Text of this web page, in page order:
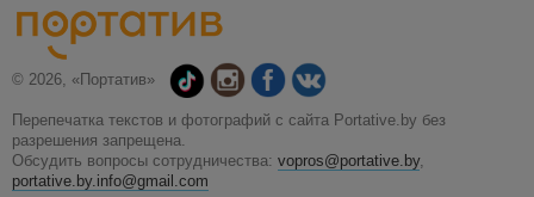
© 2026, «Портатив»
Перепечатка текстов и фотографий с сайта Portative.by без
разрешения запрещена.
Обсудить вопросы сотрудничества: vopros@portative.by,
portative.by.info@gmail.com